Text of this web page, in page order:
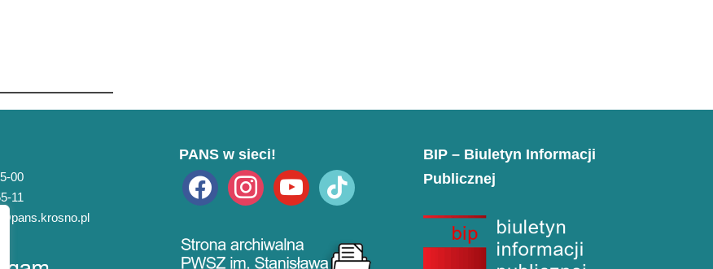
00
11
PANS w sieci!
facebookinstagramyoutube tiktok
BIP – Biuletyn Informacji
Publicznej